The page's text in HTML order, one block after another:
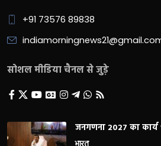
+91 73576 89838
सोशल मीडिया चैनल से जुड़े
जनगणना 2027 का